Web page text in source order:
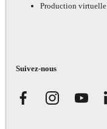
Production virtuelle
Suivez-nous